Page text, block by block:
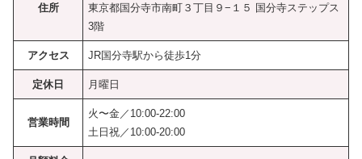
住所
東京都国分寺市南町３丁目９−１５ 国分寺ステップス
3階
アクセス JR国分寺駅から徒歩1分
定休日 月曜日
営業時間
火〜金／10:00-22:00
土日祝／10:00-20:00